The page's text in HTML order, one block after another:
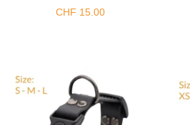
CHF 15.00